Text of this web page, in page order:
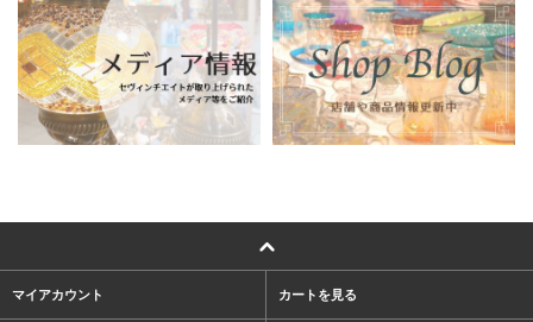
マイアカウント カートを見る